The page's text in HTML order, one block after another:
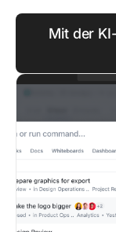
Mit der